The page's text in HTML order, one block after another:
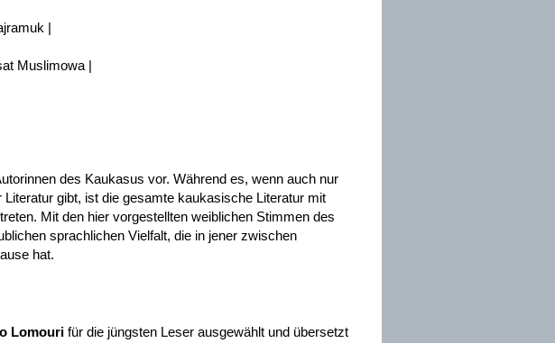
|
Muslimowa |
des Kaukasus vor. Während es, wenn auch nur
gibt, ist die gesamte kaukasische Literatur mit
Mit den hier vorgestellten weiblichen Stimmen des
sprachlichen Vielfalt, die in jener zwischen
hat.
Lomourifür die jüngsten Leser ausgewählt und übersetzt